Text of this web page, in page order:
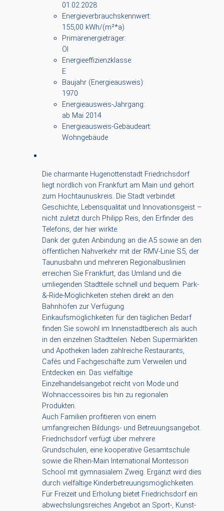
01.02.2028
Energieverbrauchskennwert:
155,00 kWh/(m²*a)
Primärenergieträger:
Öl
Energieeffizienzklasse:
E
Baujahr (Energieausweis):
1970
Energieausweis-Jahrgang:
ab Mai 2014
Energieausweis-Gebäudeart:
Wohngebäude
Die charmante Hugenottenstadt Friedrichsdorf
liegt nördlich von Frankfurt am Main und gehört
zum Hochtaunuskreis. Die Stadt verbindet
Geschichte, Lebensqualität und Innovationsgeist –
nicht zuletzt durch Philipp Reis, den Erfinder des
Telefons, der hier wirkte.
Dank der guten Anbindung an die A5 sowie an den
öffentlichen Nahverkehr mit der RMV-Linie S5, der
Taunusbahn und mehreren Regionalbuslinien
erreichen Sie Frankfurt, das Umland und die
umliegenden Stadtteile schnell und bequem. Park-
&-Ride-Möglichkeiten stehen direkt an den
Bahnhöfen zur Verfügung.
Einkaufsmöglichkeiten für den täglichen Bedarf
finden Sie sowohl im Innenstadtbereich als auch
in den einzelnen Stadtteilen. Neben Supermärkten
und Apotheken laden zahlreiche Restaurants,
Cafés und Fachgeschäfte zum Verweilen und
Entdecken ein. Das vielfältige
Einzelhandelsangebot reicht von Mode und
Wohnaccessoires bis hin zu regionalen
Produkten.
Auch Familien profitieren von einem
umfangreichen Bildungs- und Betreuungsangebot.
Friedrichsdorf verfügt über mehrere
Grundschulen, eine kooperative Gesamtschule
sowie die Rhein-Main International Montessori
School mit gymnasialem Zweig. Ergänzt wird dies
durch vielfältige Kinderbetreuungsmöglichkeiten.
Für Freizeit und Erholung bietet Friedrichsdorf ein
abwechslungsreiches Angebot an Sport-, Kunst-